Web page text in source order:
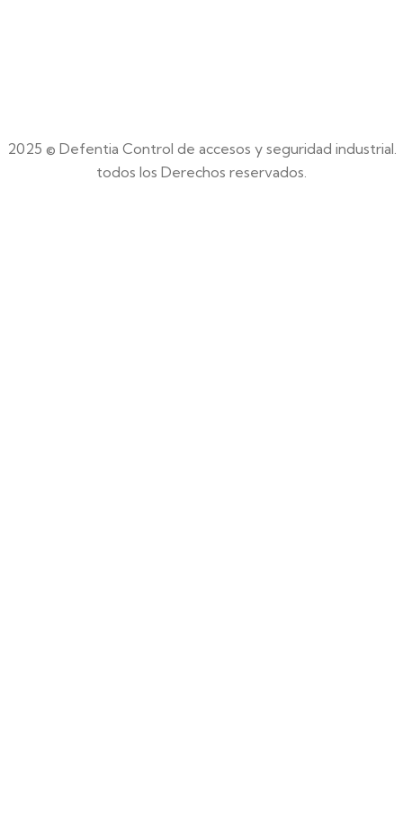
2025 © Defentia Control de accesos y seguridad industrial.
todos los Derechos reservados.